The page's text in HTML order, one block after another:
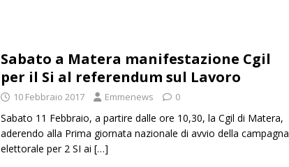
Sabato a Matera manifestazione Cgil
per il Si al referendum sul Lavoro
10 Febbraio 2017 Emmenews 0
Sabato 11 Febbraio, a partire dalle ore 10,30, la Cgil di Matera,
aderendo alla Prima giornata nazionale di avvio della campagna
elettorale per 2 SI ai […]